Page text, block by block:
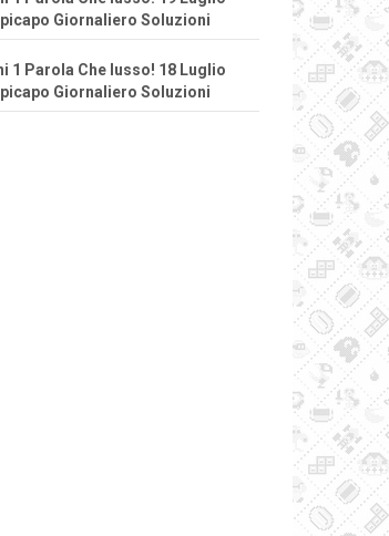
Giornaliero Soluzioni
1 Parola Che lusso! 18 Luglio
Giornaliero Soluzioni